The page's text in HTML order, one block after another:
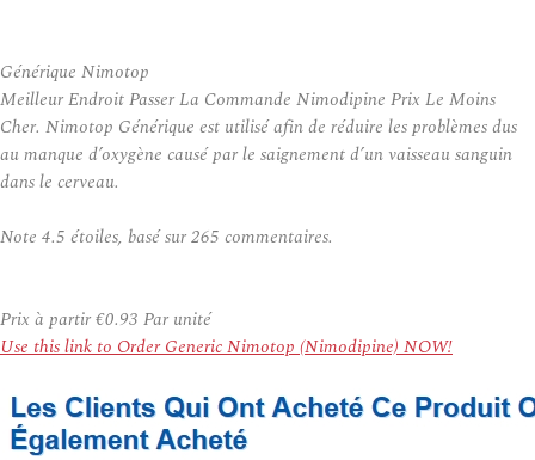
Générique Nimotop
Meilleur Endroit Passer La Commande Nimodipine Prix Le Moins
Cher. Nimotop Générique est utilisé afin de réduire les problèmes dus
au manque d’oxygène causé par le saignement d’un vaisseau sanguin
dans le cerveau.
Note 4.5 étoiles, basé sur265 commentaires.
Prix à partir€0.93 Par unité
Use this link to Order Generic Nimotop (Nimodipine) NOW!